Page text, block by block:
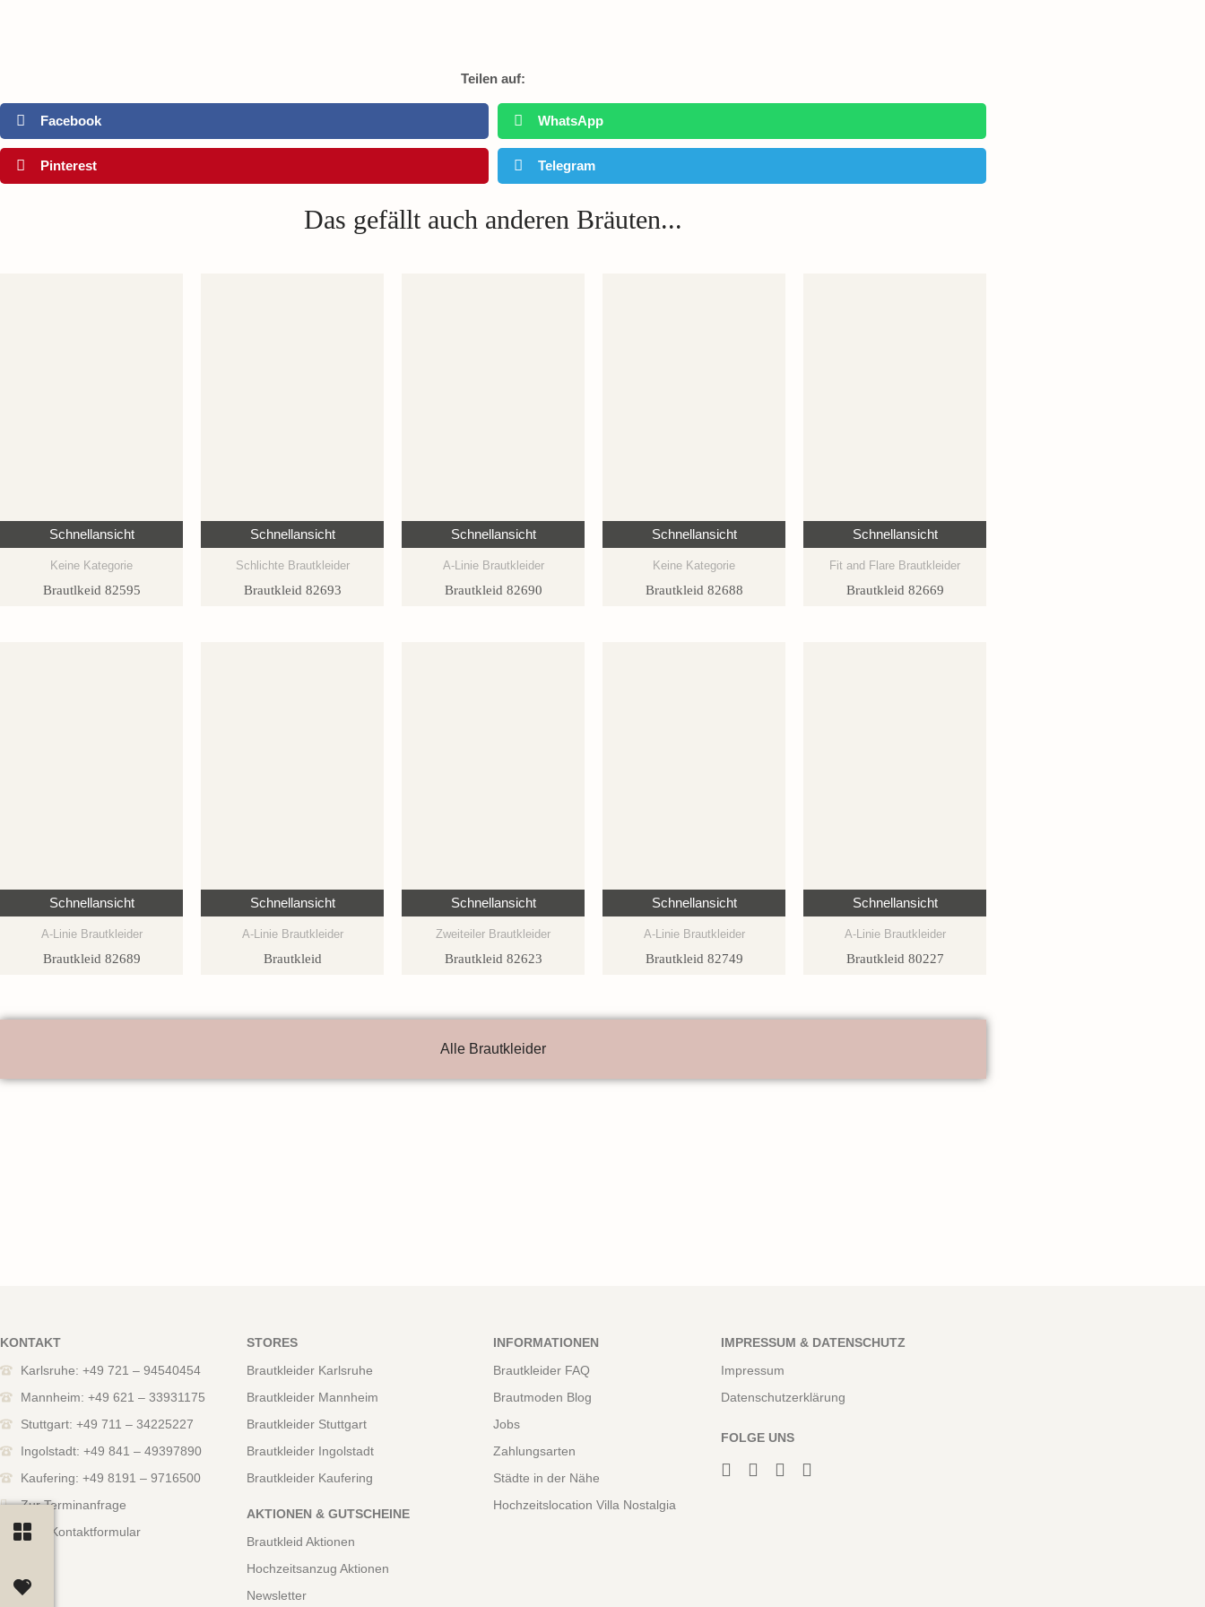
Teilen auf:
Facebook WhatsApp
Pinterest Telegram
Das gefällt auch anderen Bräuten...
Schnellansicht
Keine Kategorie
Brautlkeid 82595
Schnellansicht
Schlichte Brautkleider
Brautkleid 82693
Schnellansicht
A-Linie Brautkleider
Brautkleid 82690
Schnellansicht
Keine Kategorie
Brautkleid 82688
Schnellansicht
Fit and Flare Brautkleider
Brautkleid 82669
Schnellansicht
A-Linie Brautkleider
Brautkleid 82689
Schnellansicht
A-Linie Brautkleider
Brautkleid
Schnellansicht
Zweiteiler Brautkleider
Brautkleid 82623
Schnellansicht
A-Linie Brautkleider
Brautkleid 82749
Schnellansicht
A-Linie Brautkleider
Brautkleid 80227
Alle Brautkleider
KONTAKT
Karlsruhe: +49 721 – 94540454
Mannheim: +49 621 – 33931175
Stuttgart: +49 711 – 34225227
Ingolstadt: +49 841 – 49397890
Kaufering: +49 8191 – 9716500
Zur Terminanfrage
Zum Kontaktformular
STORES
Brautkleider Karlsruhe
Brautkleider Mannheim
Brautkleider Stuttgart
Brautkleider Ingolstadt
Brautkleider Kaufering
AKTIONEN & GUTSCHEINE
Brautkleid Aktionen
Hochzeitsanzug Aktionen
Newsletter
INFORMATIONEN
Brautkleider FAQ
Brautmoden Blog
Jobs
Zahlungsarten
Städte in der Nähe
Hochzeitslocation Villa Nostalgia
IMPRESSUM & DATENSCHUTZ
Impressum
Datenschutzerklärung
FOLGE UNS